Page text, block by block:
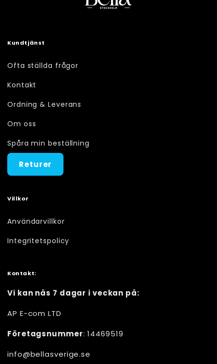
Kundtjänst
Ofta ställda frågor
Kontakt
Ordning & Leverans
Om oss
Spåra min beställning
Returer
Villkor
Användarvillkor
Integritetspolicy
Kontakt:
Vi kan nås 7 dagar i veckan på:
AP E-com LTD
Företagsnummer: 14469519
info@bellasverige.se